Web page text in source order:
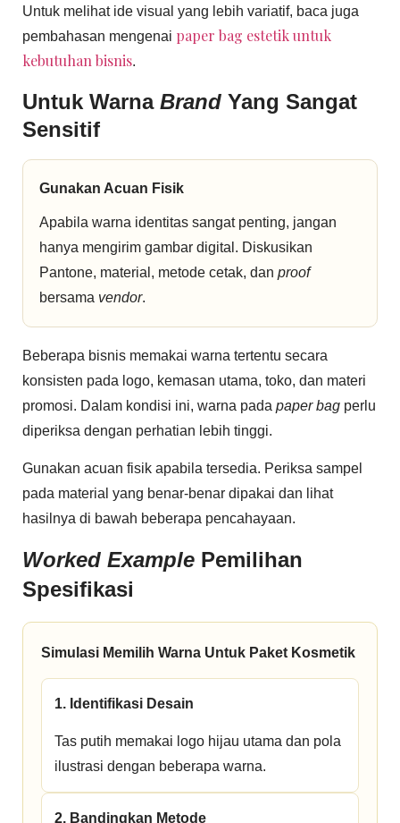
Untuk melihat ide visual yang lebih variatif, baca juga
pembahasan mengenai paper bag estetik untuk
kebutuhan bisnis.
Untuk Warna Brand Yang Sangat
Sensitif
Gunakan Acuan Fisik
Apabila warna identitas sangat penting, jangan
hanya mengirim gambar digital. Diskusikan
Pantone, material, metode cetak, dan proof
bersama vendor.
Beberapa bisnis memakai warna tertentu secara
konsisten pada logo, kemasan utama, toko, dan materi
promosi. Dalam kondisi ini, warna pada paper bag perlu
diperiksa dengan perhatian lebih tinggi.
Gunakan acuan fisik apabila tersedia. Periksa sampel
pada material yang benar-benar dipakai dan lihat
hasilnya di bawah beberapa pencahayaan.
Worked Example Pemilihan
Spesifikasi
Simulasi Memilih Warna Untuk Paket Kosmetik
1. Identifikasi Desain
Tas putih memakai logo hijau utama dan pola
ilustrasi dengan beberapa warna.
2. Bandingkan Metode